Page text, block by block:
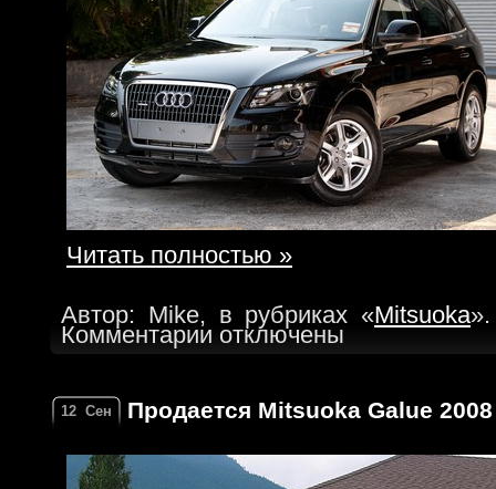
Читать полностью »
Автор: Mike, в рубриках «Mitsuoka
Комментарии отключены
12 Сен Продается Mitsuoka Galue 2008